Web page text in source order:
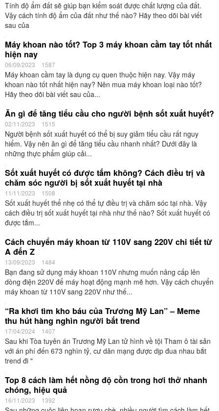
Tính độ ẩm đất sẽ giúp bạn kiểm soát được chất lượng của đất.
Vậy cách tính độ ẩm của đất như thế nào? Hãy theo dõi bài viết
sau của
Máy khoan nào tốt? Top 3 máy khoan cầm tay tốt nhất
hiện nay
06/09/2023 1587
Máy khoan cầm tay là dụng cụ quen thuộc hiện nay. Vậy máy
khoan nào tốt nhất hiện nay? Nên mua máy khoan loại nào tốt?
Hãy theo dõi bài viết sau của...
Ăn gì để tăng tiểu cầu cho người bệnh sốt xuất huyết?
02/11/2023 1515
Người bệnh sốt xuất huyết có thể bị suy giảm tiểu cầu rất nguy
hiểm. Vậy nên ăn gì để tăng tiểu cầu nhanh nhất? Dưới đây là
những thực phẩm giúp cải...
Sốt xuất huyết có được tắm không? Cách điều trị và
chăm sóc người bị sốt xuất huyết tại nhà
11/11/2023 1508
Sốt xuất huyết thể nhẹ có thể tự điều trị và chăm sóc tại nhà. Vậy
cách điều trị sốt xuất huyết tại nhà như thế nào? Sốt xuất huyết có
được tắm...
Cách chuyển máy khoan từ 110V sang 220V chi tiết từ
A đến Z
13/09/2023 1484
Bạn đang sử dụng máy khoan 110V nhưng muốn nâng cấp lên
dòng điện 220V để máy hoạt động mạnh mẽ hơn. Vậy cách chuyển
máy khoan từ 110V sang 220V như thế...
“Ra khơi tìm kho báu của Trương Mỹ Lan” – Meme
thu hút hàng nghìn người bắt trend
17/04/2024 1407
Sau khi Tòa tuyên án Trương Mỹ Lan tử hình về tội Tham ô tài sản
với án phí đến 673 nghìn tỷ, cư dân mạng được dịp đua nhau bắt
trend đi "
Top 8 cách làm hết nồng độ cồn trong hơi thở nhanh
chóng, hiệu quả
16/11/2023 1392